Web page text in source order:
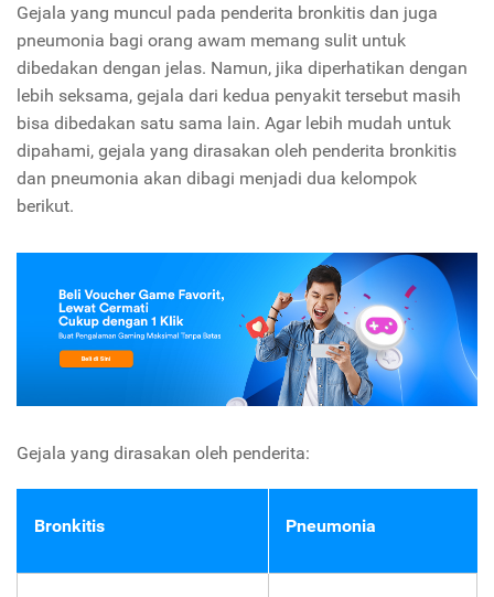
Gejala yang muncul pada penderita bronkitis dan juga
pneumonia bagi orang awam memang sulit untuk
dibedakan dengan jelas. Namun, jika diperhatikan dengan
lebih seksama, gejala dari kedua penyakit tersebut masih
bisa dibedakan satu sama lain. Agar lebih mudah untuk
dipahami, gejala yang dirasakan oleh penderita bronkitis
dan pneumonia akan dibagi menjadi dua kelompok
berikut.
Gejala yang dirasakan oleh penderita:
Bronkitis Pneumonia